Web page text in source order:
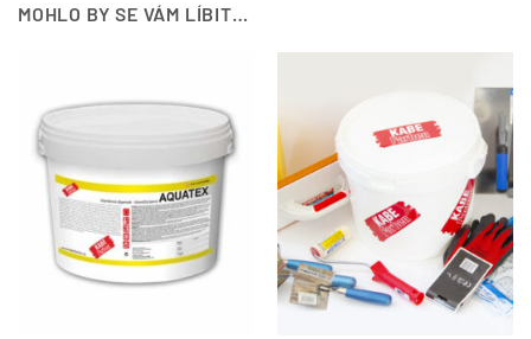
MOHLO BY SE VÁM LÍBIT…